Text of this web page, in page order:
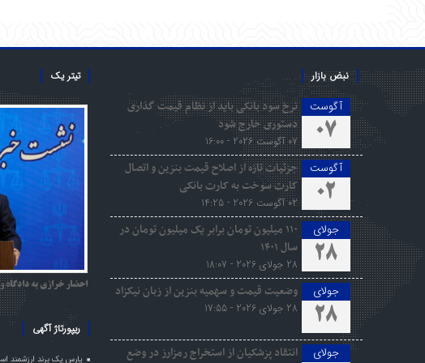
نبض بازار
آگوست
07
نرخ سود بانکی باید از نظام قیمت گذاری
دستوری خارج شود
07 آگوست 2026 - 16:00
آگوست
02
جزئیات تازه از اصلاح قیمت بنزین و اتصال
کارت سوخت به کارت بانکی
02 آگوست 2026 - 14:25
جولای
28
۱۱۰ میلیون تومان برابر یک میلیون تومان در
سال ۱۴۰۱
28 جولای 2026 - 18:07
جولای
28
وضعیت قیمت و سهمیه بنزین از زبان نیکزاد
28 جولای 2026 - 17:55
جولای
انتقاد پزشکیان از استخراج رمزارز در وضع
تیتر یک
احضار خرازی به دادگاه
ریپورتاژ آگهی
پارس یک برند ارزشمند